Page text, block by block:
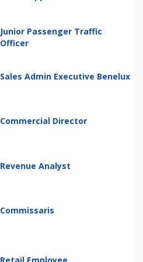
Junior Passenger Traffic
Officer
Sales Admin Executive Benelux
Commercial Director
Revenue Analyst
Commissaris